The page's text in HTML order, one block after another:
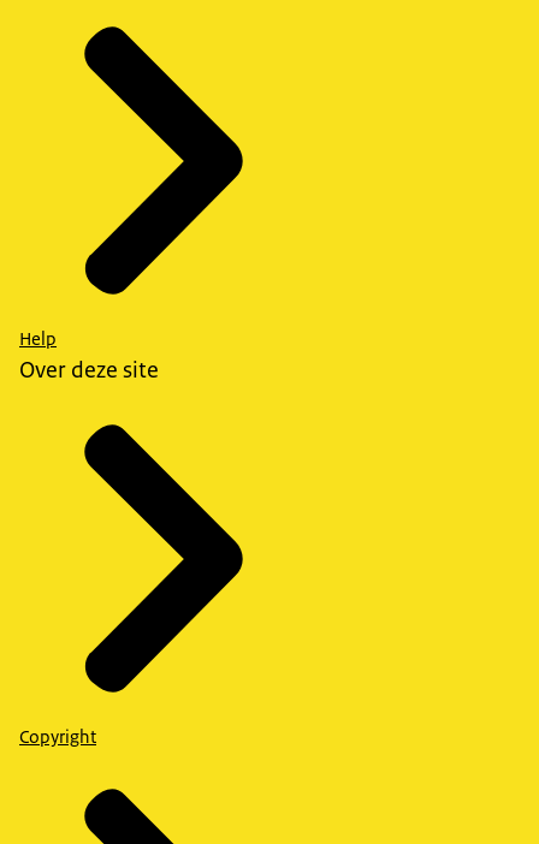
Help
Over deze site
Copyright